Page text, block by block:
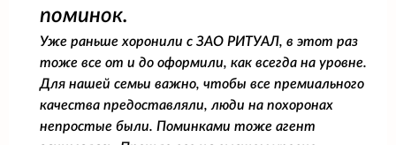
поминок.
Уже раньше хоронили с ЗАО РИТУАЛ, в этот раз
тоже все от и до оформили, как всегда на уровне.
Для нашей семьи важно, чтобы все премиального
качества предоставляли, люди на похоронах
непростые были. Поминками тоже агент